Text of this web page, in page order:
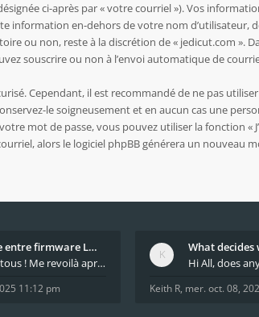
ci-après par « votre courriel »). Vos
information en-dehors de votre nom d’utilisateur,
ou non, reste à la discrétion de « jedicut.com ».
souscrire ou non à l’envoi automatique de
Cependant, il est recommandé de ne pas
le soigneusement et en aucun cas une
mot de passe, vous pouvez utiliser la fonction «
alors le logiciel phpBB générera un nouveau
Différence entre firmware LMFAO_V4_8_0 et du GRBL
Bonjour à tous ! Me revoilà après 5 ans de pause
11:12 pm Keith R, mer. oct. 08,